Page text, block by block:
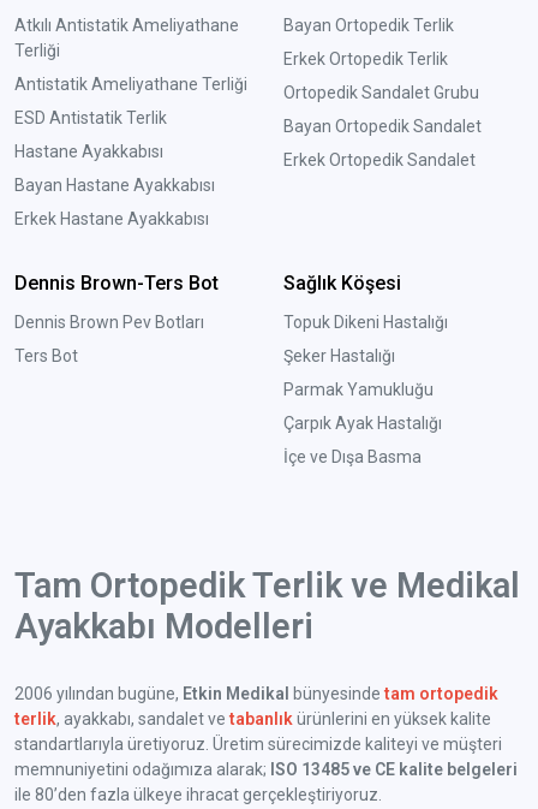
Atkılı Antistatik Ameliyathane
Terliği
Antistatik Ameliyathane Terliği
ESD Antistatik Terlik
Hastane Ayakkabısı
Bayan Hastane Ayakkabısı
Erkek Hastane Ayakkabısı
Bayan Ortopedik Terlik
Erkek Ortopedik Terlik
Ortopedik Sandalet Grubu
Bayan Ortopedik Sandalet
Erkek Ortopedik Sandalet
Dennis Brown-Ters Bot
Dennis Brown Pev Botları
Ters Bot
Sağlık Köşesi
Topuk Dikeni Hastalığı
Şeker Hastalığı
Parmak Yamukluğu
Çarpık Ayak Hastalığı
İçe ve Dışa Basma
Tam Ortopedik Terlik ve Medikal
Ayakkabı Modelleri
2006 yılından bugüne, Etkin Medikal bünyesindetam ortopedik
terlik, ayakkabı, sandalet vetabanlıkürünlerini en yüksek kalite
standartlarıyla üretiyoruz. Üretim sürecimizde kaliteyi ve müşteri
memnuniyetini odağımıza alarak; ISO 13485 ve CE kalite belgeleri
ile 80’den fazla ülkeye ihracat gerçekleştiriyoruz.